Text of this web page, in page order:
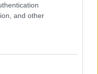
and other